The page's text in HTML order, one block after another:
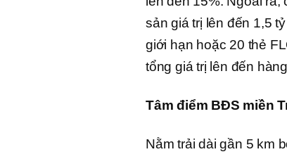
sản giá trị lên đến 1,5
giới hạn hoặc 20 thẻ
tổng giá trị lên đến
Tâm điểm BĐS miền
Nằm trải dài gần 5 km